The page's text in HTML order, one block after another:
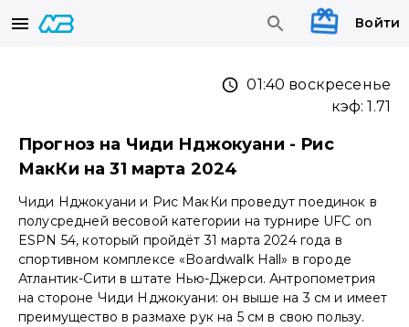
Войти
01:40 воскресенье
кэф:1.71
Прогноз на Чиди Нджокуани - Рис
МакКи на 31 марта 2024
Чиди Нджокуани и Рис МакКи проведут поединок в
полусредней весовой категории на турнире UFC on
ESPN 54, который пройдёт 31 марта 2024 года в
спортивном комплексе «Boardwalk Hall» в городе
Атлантик-Сити в штате Нью-Джерси. Антропометрия
на стороне Чиди Нджокуани: он выше на 3 см и имеет
преимущество в размахе рук на 5 см в свою пользу.